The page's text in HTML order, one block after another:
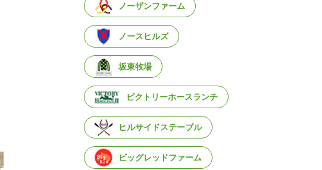
ノーザンファーム
ノースヒルズ
坂東牧場
ビクトリーホースランチ
ヒルサイドステーブル
ビッグレッドファーム